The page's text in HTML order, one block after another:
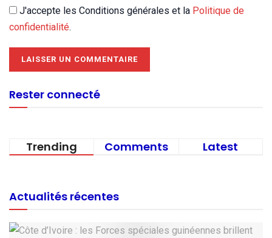
J'accepte les Conditions générales et la Politique de
confidentialité.
Rester connecté
Trending Comments Latest
Actualités récentes